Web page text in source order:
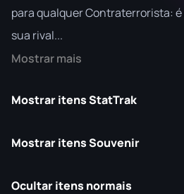
para qualquer Contraterrorista: é
sua rival...
Mostrar mais
Mostrar itens StatTrak
Mostrar itens Souvenir
Ocultar itens normais